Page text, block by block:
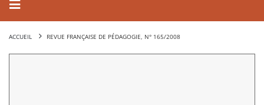
ACCUEIL REVUE FRANÇAISE DE PÉDAGOGIE, N° 165/2008